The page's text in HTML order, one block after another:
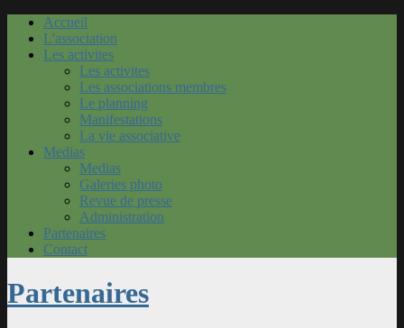
Accueil
L'association
Les activites
Les activites
Les associations membres
Le planning
Manifestations
La vie associative
Medias
Medias
Galeries photo
Revue de presse
Administration
Partenaires
Contact
Partenaires